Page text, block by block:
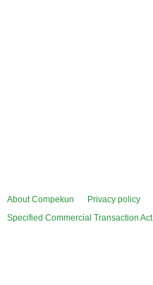
About Compekun Privacy policy
Specified Commercial Transaction Act